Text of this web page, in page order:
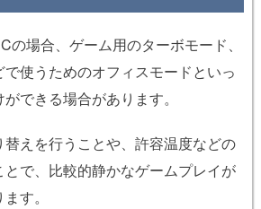
の場合、ゲーム用のターボモード、
で使うためのオフィスモードといっ
できる場合があります。
替えを行うことや、許容温度などの
で、比較的静かなゲームプレイが
す。